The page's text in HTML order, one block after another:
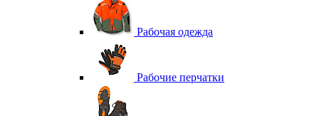
Рабочая одежда
Рабочие перчатки